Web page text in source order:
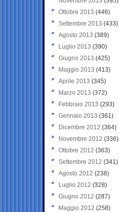
Ottobre 2013 (446)
Settembre 2013 (433)
Agosto 2013 (389)
Luglio 2013 (390)
Giugno 2013 (425)
Maggio 2013 (413)
Aprile 2013 (345)
Marzo 2013 (372)
Febbraio 2013 (293)
Gennaio 2013 (361)
Dicembre 2012 (364)
Novembre 2012 (336)
Ottobre 2012 (363)
Settembre 2012 (341)
Agosto 2012 (238)
Luglio 2012 (328)
Giugno 2012 (287)
Maggio 2012 (258)